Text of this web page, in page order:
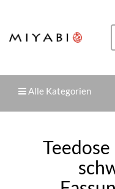
Alle Kategorien